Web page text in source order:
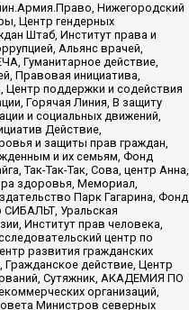
Нижегородский
Центр гендерных
Штаб, Институт права и
Альянс врачей,
Гуманитарное действие,
Правовая инициатива,
поддержки и содействия
Горячая Линия, В защиту
и социальных движений,
Действие,
и защиты прав граждан,
и их семьям, Фонд
Так-Так-Так, Сова, центр Анна,
здоровья, Мемориал,
Парк Гагарина, Фонд
Уральская
Институт прав человека,
центр по
развития гражданских
Гражданское действие, Центр
Сутяжник, АКАДЕМИЯ ПО
организаций,
Министров северных